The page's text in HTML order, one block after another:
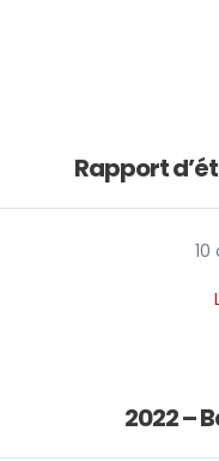
Rapport
2022 –